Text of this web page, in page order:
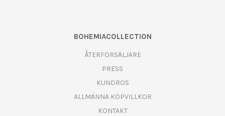
BOHEMIACOLLECTION
ÅTERFÖRSÄLJARE
PRESS
KUNDROS
ALLMÄNNA KÖPVILLKOR
KONTAKT